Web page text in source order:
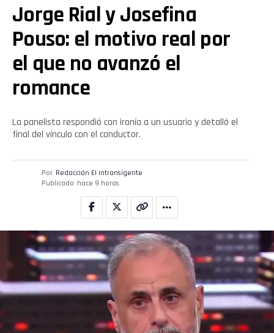
Jorge Rial y Josefina
Pouso: el motivo real por
el que no avanzó el
romance
La panelista respondió con ironía a un usuario y detalló el
final del vínculo con el conductor.
Por Redacción El intransigente
Publicado hace 9 horas